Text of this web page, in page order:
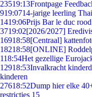
23519:13Frontpage
919:0714-jarige leerling
1419:06Prijs Bar le duc
3719:02[2026/2027]
16918:58[Centraal]
18218:58[ONLINE]
118:54Het gezellige
12918:53Invalkracht
kinderen
27618:52Dump hier elke
restricties 15